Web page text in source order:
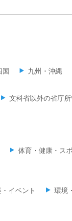
国 九州・沖縄
文科省以外の省庁
体育・健康・ス
イベント 環境